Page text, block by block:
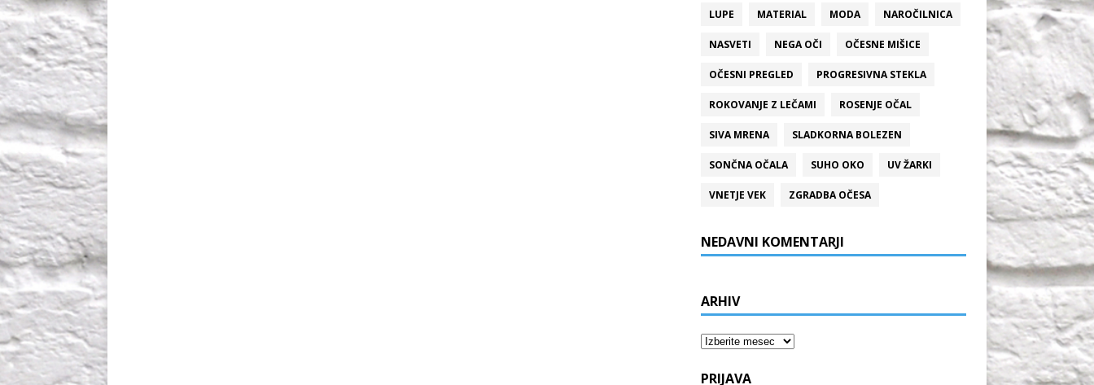
LUPE MATERIAL MODA NAROČILNICA
NASVETI NEGA OČI OČESNE MIŠICE
OČESNI PREGLED PROGRESIVNA STEKLA
ROKOVANJE Z LEČAMI ROSENJE OČAL
SIVA MRENA SLADKORNA BOLEZEN
SONČNA OČALA SUHO OKO UV ŽARKI
VNETJE VEK ZGRADBA OČESA
NEDAVNI KOMENTARJI
ARHIV
Arhiv
PRIJAVA